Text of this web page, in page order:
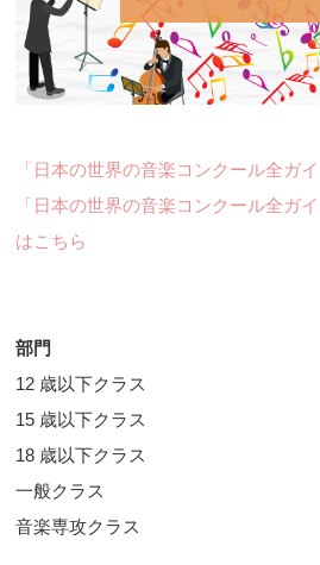
「日本の世界の音楽コンクール全ガ
「日本の世界の音楽コンクール全ガ
はこちら
部門
12 歳以下クラス
15 歳以下クラス
18 歳以下クラス
一般クラス
音楽専攻クラス